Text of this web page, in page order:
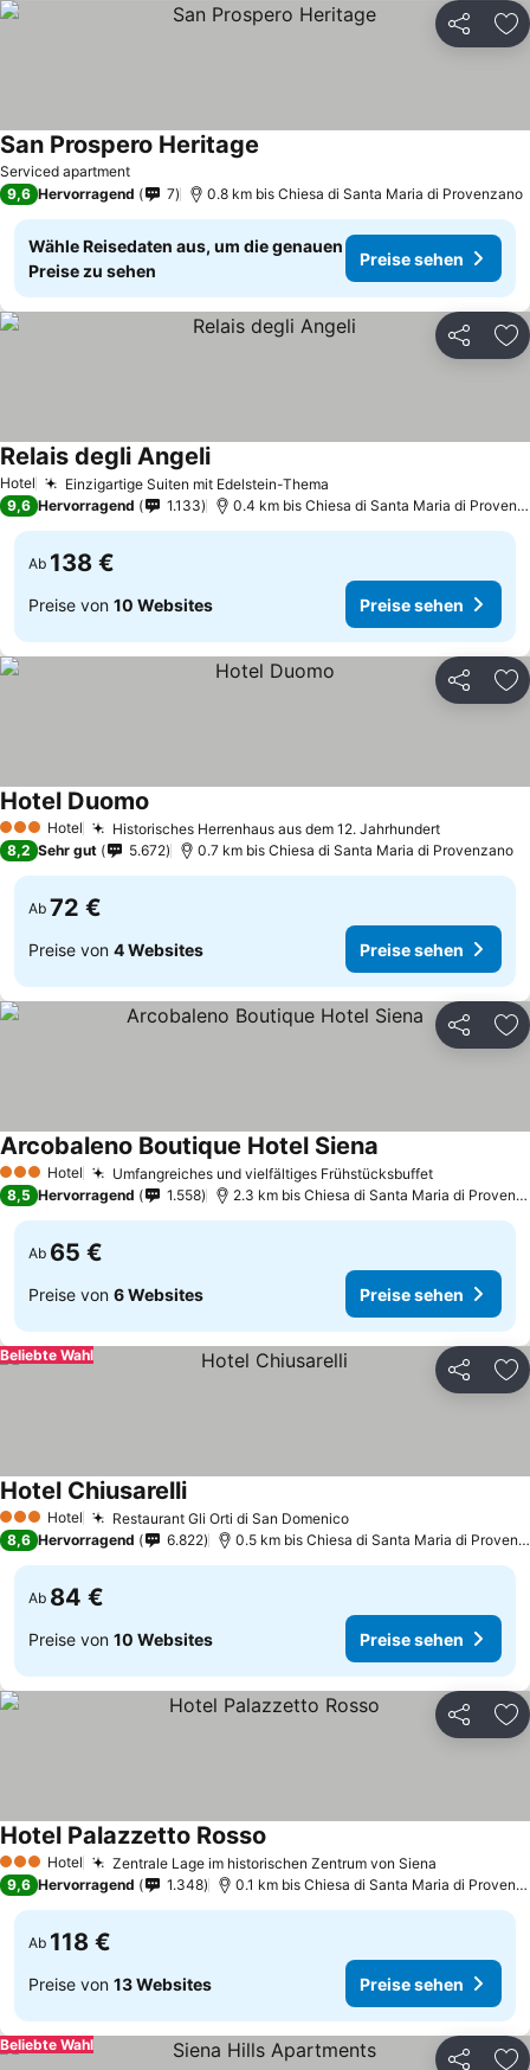
Teilen
Serviced apartment
San Prospero Heritage
9,6 Hervorragend 7 0.8 km bis Chiesa di Santa Maria di Provenzano
Wähle Reisedaten aus, um die genauen
Preise zu sehen
Preise sehen
Teilen
Hotel Einzigartige Suiten mit Edelstein-Thema
Relais degli AngeliPreise sehen
9,6 Hervorragend 1.133 0.4 km bis Chiesa di Santa Maria di
Ab 138 €
Preise von 10 Websites Preise sehen
Teilen
3 SterneHotel Historisches Herrenhaus aus dem 12. JahrhundertPreise
Hotel Duomo
8,2 Sehr gut 5.672 0.7 km bis Chiesa di Santa Maria di Provenzano
Ab 72 €
Preise von 4 Websites Preise sehen
Teilen
3 SterneHotel Umfangreiches und vielfältiges FrühstücksbuffetPreise
Arcobaleno Boutique Hotel Siena
8,5 Hervorragend 1.558 2.3 km bis Chiesa di Santa Maria di
Ab 65 €
Preise von 6 Websites Preise sehen
Teilen
Beliebte Wahl
3 SterneHotel Restaurant Gli Orti di San DomenicoPreise sehen
Hotel ChiusarelliPreise sehen
8,6 Hervorragend 6.822 0.5 km bis Chiesa di Santa Maria di
Ab 84 €
Preise von 10 Websites Preise sehen
Teilen
3 SterneHotel Zentrale Lage im historischen Zentrum von Siena
Hotel Palazzetto Rosso
9,6 Hervorragend 1.348 0.1 km bis Chiesa di Santa Maria di
Ab 118 €
Preise von 13 Websites Preise sehen
Beliebte Wahl